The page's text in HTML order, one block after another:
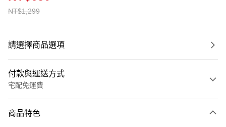
NT$1,299
請選擇商品選項
付款與運送方式
宅配免運費
信用卡一次付款
商品特色